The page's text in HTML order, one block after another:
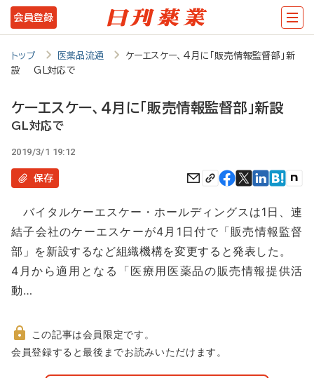
メ
イ
コ
テ
ツ
に
動
会員登録
トップ 医薬品流通
ケーエスケー、4月に「販売情報監督部」新
設 GL対応で
ケーエスケー、4月に「販売情報監督部」新設
GL対応で
2019/3/1 19:12
保存
バイタルケーエスケー・ホールディングスは1日、連
結子会社のケーエスケーが4月1日付で「販売情報監督
部」を新設するなど組織機構を変更すると発表した。
4月から適用となる「医療用医薬品の販売情報提供活
動…
非
この記事は会員限定です。
会員登録すると最後までお読みいただけます。